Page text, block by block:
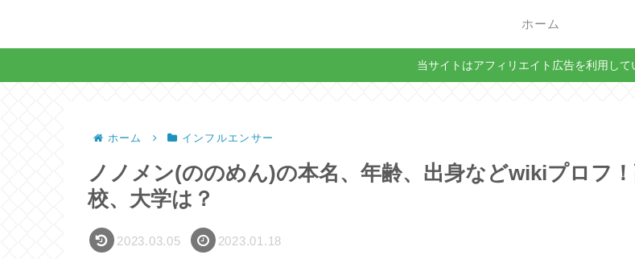
ホーム
当サイトはアフィリエイト広告を利用して
ホーム インフルエンサー
ノノメン(ののめん)の本名、年齢、出身などwikiプロフ
校、大学は？
2023.03.05 2023.01.18